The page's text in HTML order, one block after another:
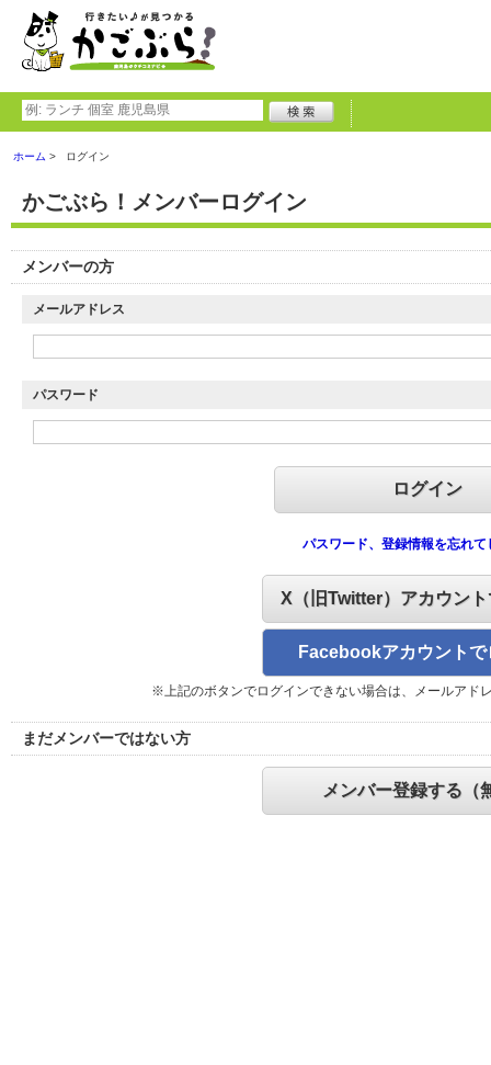
ホーム ログイン
かごぶら！メンバーログイン
メンバーの方
メールアドレス
パスワード
パスワード、登録情報を忘れて
X（旧Twitter）アカウン
Facebookアカウントで
※上記のボタンでログインできない場合は、メールアド
まだメンバーではない方
メンバー登録する（